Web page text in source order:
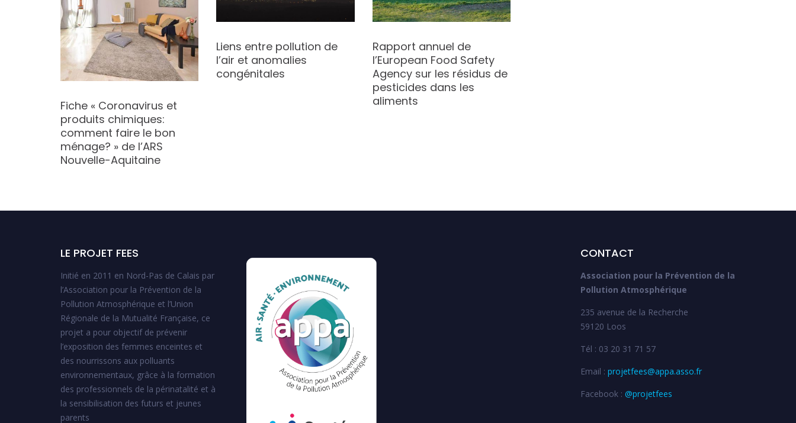
Fiche « Coronavirus et
produits chimiques:
comment faire le bon
ménage? » de l’ARS
Nouvelle-Aquitaine
Liens entre pollution de
l’air et anomalies
congénitales
Rapport annuel de
l’European Food Safety
Agency sur les résidus de
pesticides dans les
aliments
LE PROJET FEES
Initié en 2011 en Nord-Pas de Calais par
l’Association pour la Prévention de la
Pollution Atmosphérique et l’Union
Régionale de la Mutualité Française, ce
projet a pour objectif de prévenir
l’exposition des femmes enceintes et
des nourrissons aux polluants
environnementaux, grâce à la formation
des professionnels de la périnatalité et à
la sensibilisation des futurs et jeunes
parents
CONTACT
Association pour la Prévention de la
Pollution Atmosphérique
235 avenue de la Recherche
59120 Loos
Tél : 03 20 31 71 57
Email : projetfees@appa.asso.fr
Facebook : @projetfees